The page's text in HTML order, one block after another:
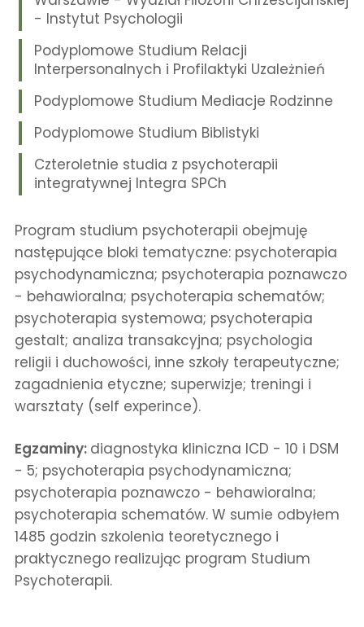
- Instytut Psychologii
Podyplomowe Studium Relacji
Interpersonalnych i Profilaktyki Uzależnień
Podyplomowe Studium Mediacje Rodzinne
Podyplomowe Studium Biblistyki
Czteroletnie studia z psychoterapii
integratywnej Integra SPCh
Program studium psychoterapii obejmuję
następujące bloki tematyczne: psychoterapia
psychodynamiczna; psychoterapia poznawczo
- behawioralna; psychoterapia schematów;
psychoterapia systemowa; psychoterapia
gestalt; analiza transakcyjna; psychologia
religii i duchowości, inne szkoły terapeutyczne;
zagadnienia etyczne; superwizje; treningi i
warsztaty (self experince).
Egzaminy: diagnostyka kliniczna ICD - 10 i DSM
- 5; psychoterapia psychodynamiczna;
psychoterapia poznawczo - behawioralna;
psychoterapia schematów. W sumie odbyłem
1485 godzin szkolenia teoretycznego i
praktycznego realizując program Studium
Psychoterapii.